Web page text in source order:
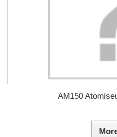
AM150